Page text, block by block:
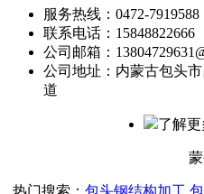
服务热线：0472-7919588
联系电话：15848822666
公司邮箱：
公司地址：内蒙古包头
道
了解更
热门搜索： 包头钢结构加工